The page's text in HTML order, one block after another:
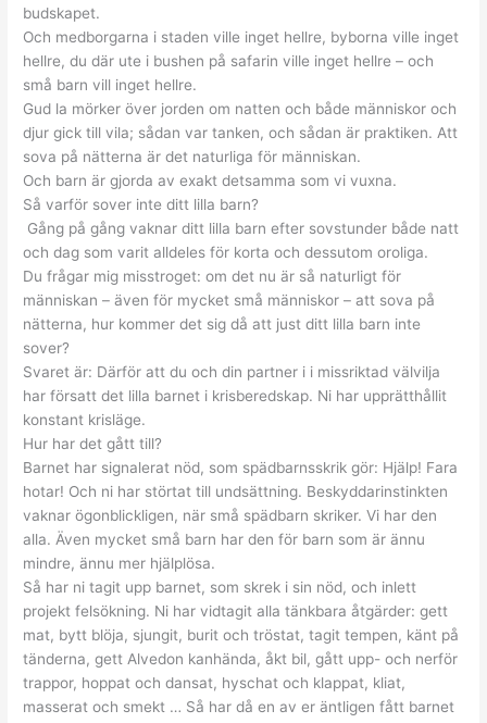
budskapet.
Och medborgarna i staden ville inget hellre, byborna ville inget
hellre, du där ute i bushen på safarin ville inget hellre – och
små barn vill inget hellre.
Gud la mörker över jorden om natten och både människor och
djur gick till vila; sådan var tanken, och sådan är praktiken. Att
sova på nätterna är det naturliga för människan.
Och barn är gjorda av exakt detsamma som vi vuxna.
Så varför sover inte ditt lilla barn?
Gång på gång vaknar ditt lilla barn efter sovstunder både natt
och dag som varit alldeles för korta och dessutom oroliga.
Du frågar mig misstroget: om det nu är så naturligt för
människan – även för mycket små människor – att sova på
nätterna, hur kommer det sig då att just ditt lilla barn inte
sover?
Svaret är: Därför att du och din partner i i missriktad välvilja
har försatt det lilla barnet i krisberedskap. Ni har upprätthållit
konstant krisläge.
Hur har det gått till?
Barnet har signalerat nöd, som spädbarnsskrik gör: Hjälp! Fara
hotar! Och ni har störtat till undsättning. Beskyddarinstinkten
vaknar ögonblickligen, när små spädbarn skriker. Vi har den
alla. Även mycket små barn har den för barn som är ännu
mindre, ännu mer hjälplösa.
Så har ni tagit upp barnet, som skrek i sin nöd, och inlett
projekt felsökning. Ni har vidtagit alla tänkbara åtgärder: gett
mat, bytt blöja, sjungit, burit och tröstat, tagit tempen, känt på
tänderna, gett Alvedon kanhända, åkt bil, gått upp- och nerför
trappor, hoppat och dansat, hyschat och klappat, kliat,
masserat och smekt … Så har då en av er äntligen fått barnet